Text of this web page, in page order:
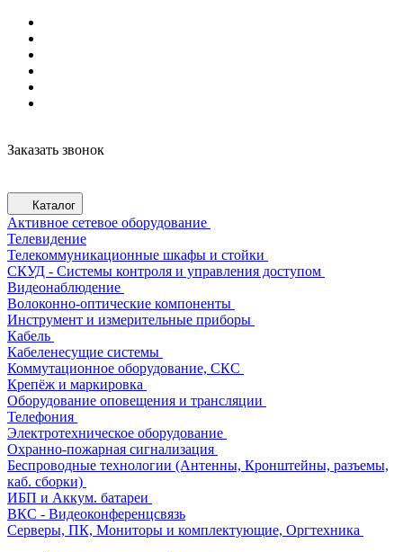
Заказать звонок
Каталог
Активное сетевое оборудование
Телевидение
Телекоммуникационные шкафы и стойки
СКУД - Системы контроля и управления доступом
Видеонаблюдение
Волоконно-оптические компоненты
Инструмент и измерительные приборы
Кабель
Кабеленесущие системы
Коммутационное оборудование, СКС
Крепёж и маркировка
Оборудование оповещения и трансляции
Телефония
Электротехническое оборудование
Охранно-пожарная сигнализация
Беспроводные технологии (Антенны, Кронштейны, разъемы,
каб. сборки)
ИБП и Аккум. батареи
ВКС - Видеоконференцсвязь
Серверы, ПК, Мониторы и комплектующие, Оргтехника